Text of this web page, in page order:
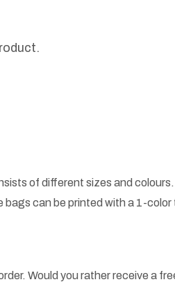
of different sizes and
bags can be printed with a 1-
Would you rather receive a